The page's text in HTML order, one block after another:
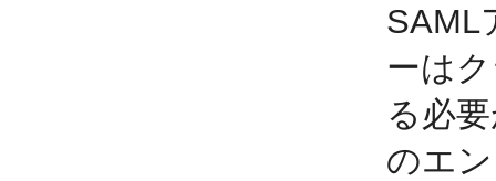
SAML
ーは
る必
のエ